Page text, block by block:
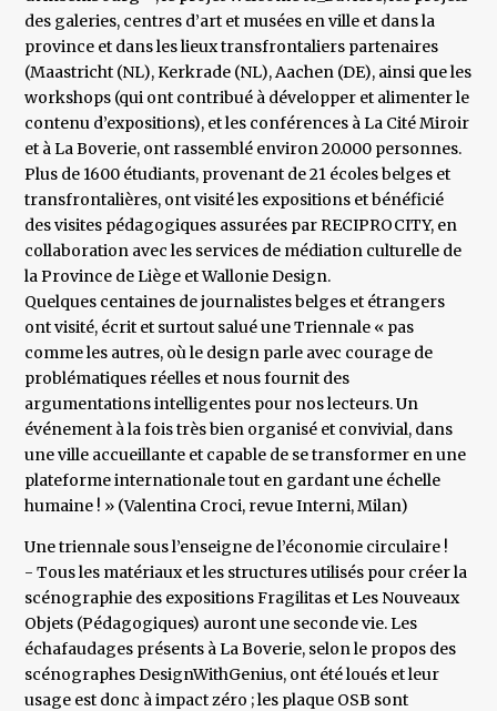
des galeries, centres d’art et musées en ville et dans la
province et dans les lieux transfrontaliers partenaires
(Maastricht (NL), Kerkrade (NL), Aachen (DE), ainsi que les
workshops (qui ont contribué à développer et alimenter le
contenu d’expositions), et les conférences à La Cité Miroir
et à La Boverie, ont rassemblé environ 20.000 personnes.
Plus de 1600 étudiants, provenant de 21 écoles belges et
transfrontalières, ont visité les expositions et bénéficié
des visites pédagogiques assurées par RECIPROCITY, en
collaboration avec les services de médiation culturelle de
la Province de Liège et Wallonie Design.
Quelques centaines de journalistes belges et étrangers
ont visité, écrit et surtout salué une Triennale « pas
comme les autres, où le design parle avec courage de
problématiques réelles et nous fournit des
argumentations intelligentes pour nos lecteurs. Un
événement à la fois très bien organisé et convivial, dans
une ville accueillante et capable de se transformer en une
plateforme internationale tout en gardant une échelle
humaine ! » (Valentina Croci, revue Interni, Milan)
Une triennale sous l’enseigne de l’économie circulaire !
- Tous les matériaux et les structures utilisés pour créer la
scénographie des expositions Fragilitas et Les Nouveaux
Objets (Pédagogiques) auront une seconde vie. Les
échafaudages présents à La Boverie, selon le propos des
scénographes DesignWithGenius, ont été loués et leur
usage est donc à impact zéro ; les plaque OSB sont